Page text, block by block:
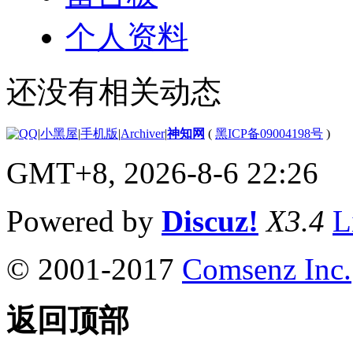
个人资料
还没有相关动态
|小黑屋|手机版|Archiver|神知网 ( 黑ICP备09004198号 )
GMT+8, 2026-8-6 22:26
Powered by Discuz! X3.4
© 2001-2017 Comsenz Inc.
返回顶部